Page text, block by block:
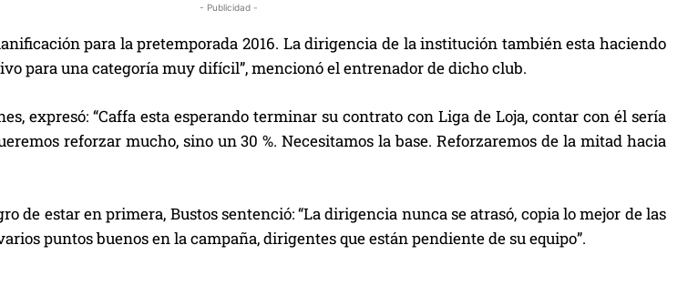
- Publicidad -
para la pretemporada 2016. La dirigencia de la institución también esta haciendo
para una categoría muy difícil”, mencionó el entrenador de dicho club.
expresó: “Caffa esta esperando terminar su contrato con Liga de Loja, contar con él sería
reforzar mucho, sino un 30 %. Necesitamos la base. Reforzaremos de la mitad hacia
de estar en primera, Bustos sentenció: “La dirigencia nunca se atrasó, copia lo mejor de las
puntos buenos en la campaña, dirigentes que están pendiente de su equipo”.